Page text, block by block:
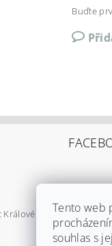
Buďte
Králové
Tento web
souhlas s